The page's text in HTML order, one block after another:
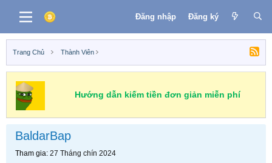
Đăng nhập Đăng ký
Trang Chủ Thành Viên
Hướng dẫn kiếm tiền đơn giản miễn phí
BaldarBap
Tham gia 27 Tháng chín 2024